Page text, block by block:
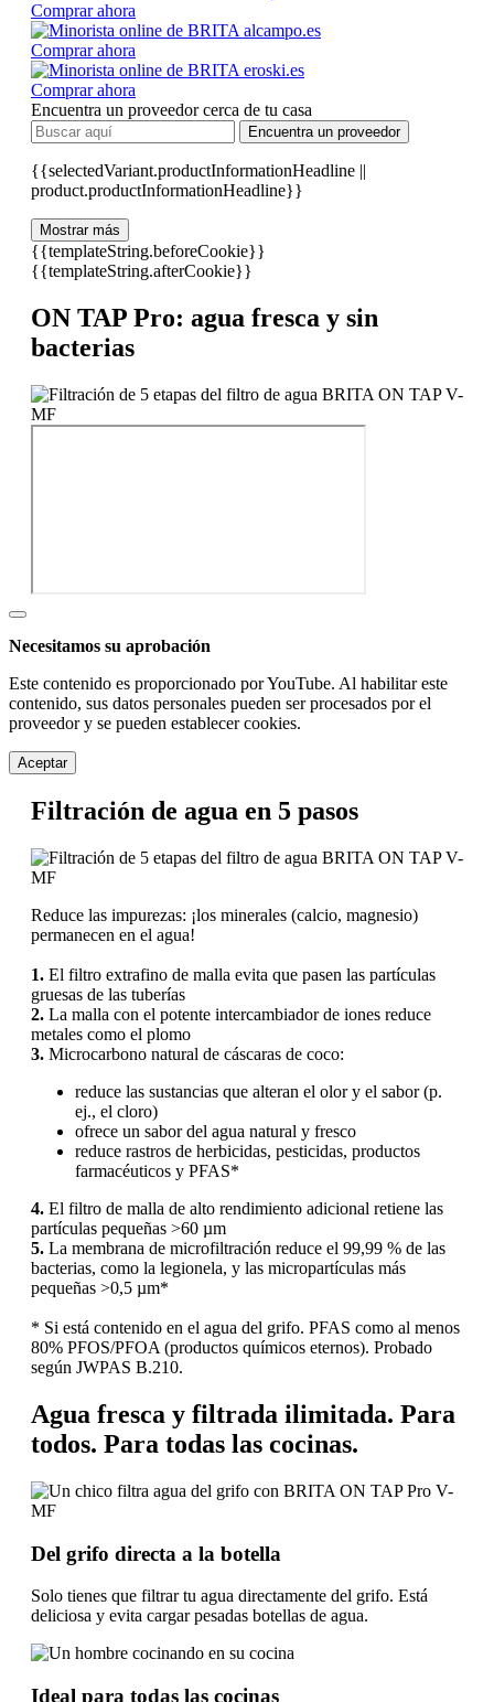
Comprar ahora
Comprar ahora
Comprar ahora
Encuentra un proveedor cerca de tu casa
Encuentra un proveedor
{{selectedVariant.productInformationHeadline ||
product.productInformationHeadline}}
Mostrar más
{{templateString.beforeCookie}}
{{templateString.afterCookie}}
ON TAP Pro: agua fresca y sin
bacterias
Necesitamos su aprobación
Este contenido es proporcionado por YouTube. Al habilitar este
contenido, sus datos personales pueden ser procesados por el
proveedor y se pueden establecer cookies.
Aceptar
Filtración de agua en 5 pasos
Reduce las impurezas: ¡los minerales (calcio, magnesio)
permanecen en el agua!
1. El filtro extrafino de malla evita que pasen las partículas
gruesas de las tuberías
2. La malla con el potente intercambiador de iones reduce
metales como el plomo
3. Microcarbono natural de cáscaras de coco:
reduce las sustancias que alteran el olor y el sabor (p.
ej., el cloro)
ofrece un sabor del agua natural y fresco
reduce rastros de herbicidas, pesticidas, productos
farmacéuticos y PFAS*
4. El filtro de malla de alto rendimiento adicional retiene las
partículas pequeñas >60 µm
5. La membrana de microfiltración reduce el 99,99 % de las
bacterias, como la legionela, y las micropartículas más
pequeñas >0,5 µm*
* Si está contenido en el agua del grifo. PFAS como al menos
80% PFOS/PFOA (productos químicos eternos). Probado
según JWPAS B.210.
Agua fresca y filtrada ilimitada. Para
todos. Para todas las cocinas.
Del grifo directa a la botella
Solo tienes que filtrar tu agua directamente del grifo. Está
deliciosa y evita cargar pesadas botellas de agua.
Ideal para todas las cocinas